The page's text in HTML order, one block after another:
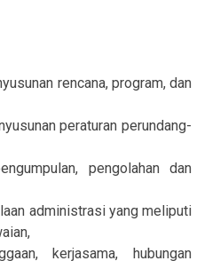
rencana, program, dan
peraturan perundang-
pengolahan dan
administrasi yang meliputi
kerjasama, hubungan